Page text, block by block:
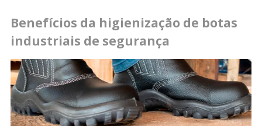
Benefícios da higienização de botas
industriais de segurança